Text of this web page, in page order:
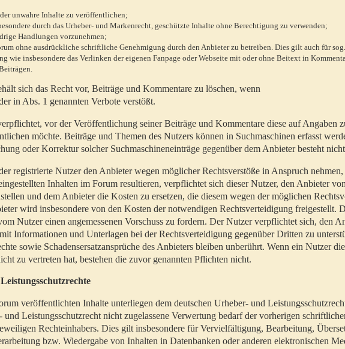
unwahre Inhalte zu veröffentlichen;
durch das Urheber- und Markenrecht, geschützte Inhalte ohne Berechtigung zu verwenden;
Handlungen vorzunehmen;
ohne ausdrückliche schriftliche Genehmigung durch den Anbieter zu betreiben. Dies gilt auch für sog.
wie insbesondere das Verlinken der eigenen Fanpage oder Webseite mit oder ohne Beitext in
sich das Recht vor, Beiträge und Kommentare zu löschen, wenn
in Abs. 1 genannten Verbote verstößt.
vor der Veröffentlichung seiner Beiträge und Kommentare diese auf Angaben
möchte. Beiträge und Themen des Nutzers können in Suchmaschinen erfasst
oder Korrektur solcher Suchmaschineneinträge gegenüber dem Anbieter besteht
registrierte Nutzer den Anbieter wegen möglicher Rechtsverstöße in Anspruch nehmen,
Inhalten im Forum resultieren, verpflichtet sich dieser Nutzer, den Anbieter
und dem Anbieter die Kosten zu ersetzen, die diesem wegen der möglichen
wird insbesondere von den Kosten der notwendigen Rechtsverteidigung freigestellt.
Nutzer einen angemessenen Vorschuss zu fordern. Der Nutzer verpflichtet sich, den
Informationen und Unterlagen bei der Rechtsverteidigung gegenüber Dritten zu
sowie Schadensersatzansprüche des Anbieters bleiben unberührt. Wenn ein Nutzer
zu vertreten hat, bestehen die zuvor genannten Pflichten nicht.
veröffentlichten Inhalte unterliegen dem deutschen Urheber- und
und Leistungsschutzrecht nicht zugelassene Verwertung bedarf der vorherigen
Rechteinhabers. Dies gilt insbesondere für Vervielfältigung, Bearbeitung,
bzw. Wiedergabe von Inhalten in Datenbanken oder anderen elektronischen